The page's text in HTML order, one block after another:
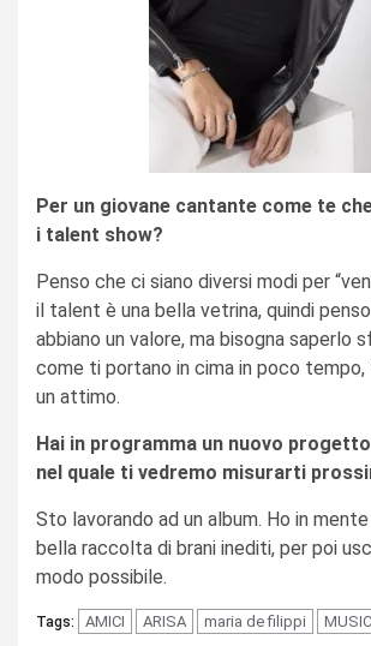
Per un giovane cantante come te
i talent show?
Penso che ci siano diversi modi per
il talent è una bella vetrina, quindi
abbiano un valore, ma bisogna saperlo
come ti portano in cima in poco
un attimo.
Hai in programma un nuovo
nel quale ti vedremo misurarti
Sto lavorando ad un album. Ho in
bella raccolta di brani inediti, per poi
modo possibile.
Tags: AMICI ARISA maria de filippi